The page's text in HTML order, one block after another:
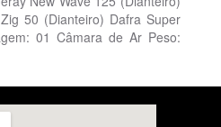
50 (Dianteiro) Dafra Super
01 Câmara de Ar Peso: